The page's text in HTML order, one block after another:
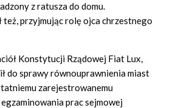
z ratusza do domu.
też, przyjmując rolę ojca chrzestnego
Konstytucji Rządowej Fiat Lux,
do sprawy równouprawnienia miast
zarejestrowanemu
prac sejmowej